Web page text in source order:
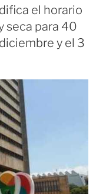
el horario
seca para 40
y el 3